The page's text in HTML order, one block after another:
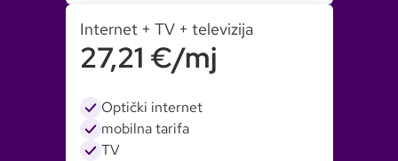
Internet + TV + televizija
27,21 €/mj
Optički internet
mobilna tarifa
TV